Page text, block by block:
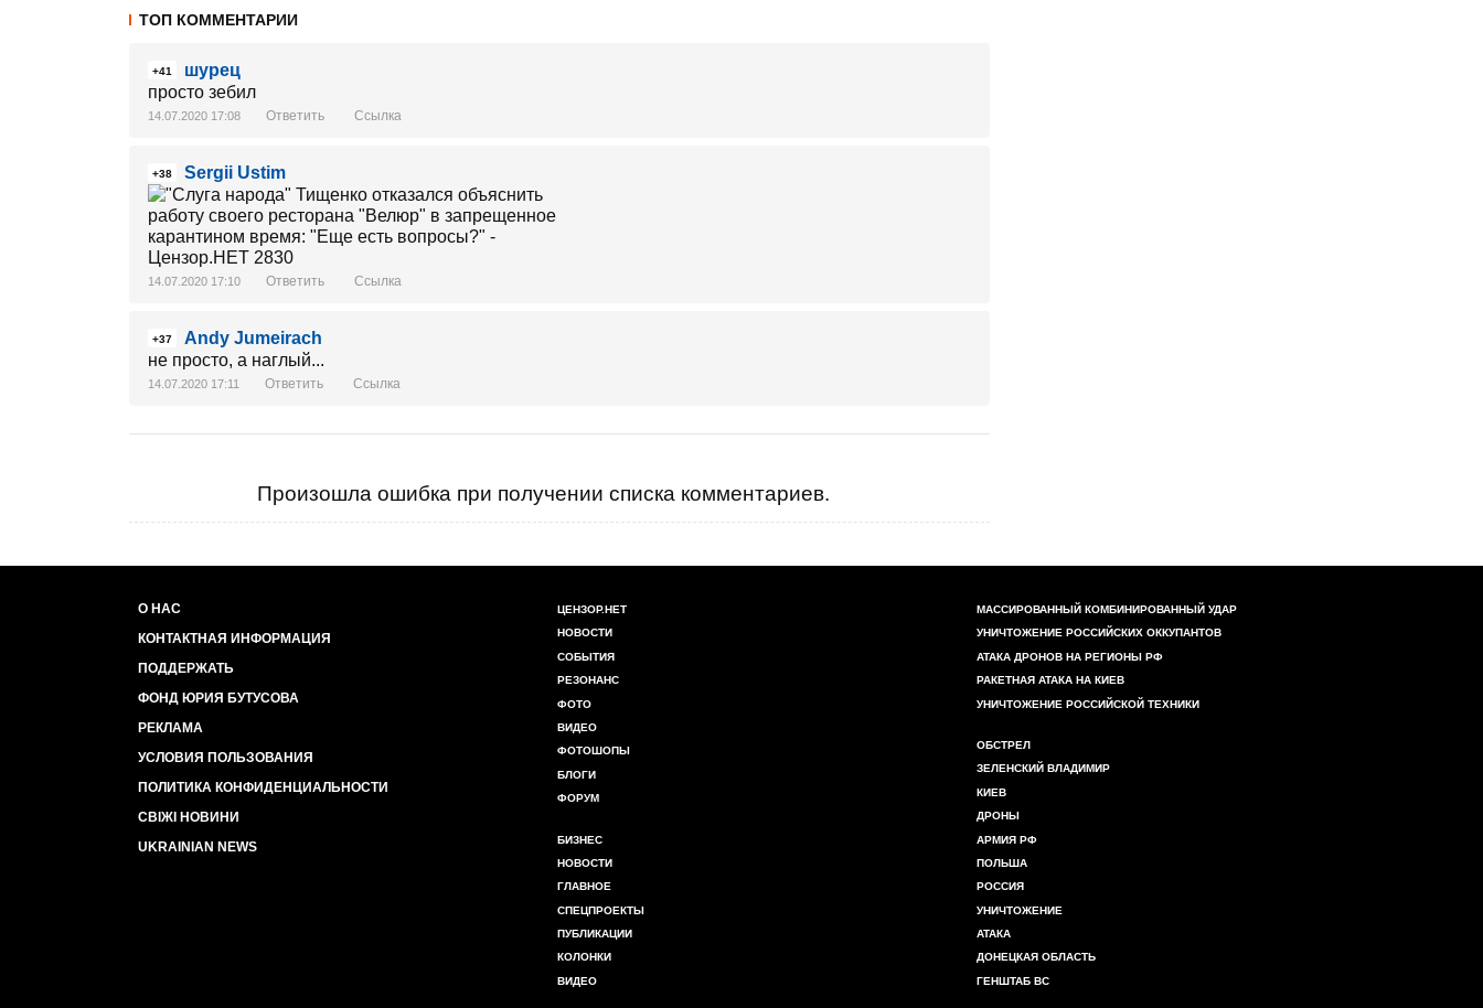
ТОП КОММЕНТАРИИ
+41
шурец
просто зебил
14.07.2020 17:08 Ответить Ссылка
+38 Sergii Ustim
14.07.2020 17:10 Ответить Ссылка
+37
Andy Jumeirach
не просто, а наглый...
14.07.2020 17:11 Ответить Ссылка
Произошла ошибка при получении списка комментариев.
О НАС
КОНТАКТНАЯ ИНФОРМАЦИЯ
ПОДДЕРЖАТЬ
ФОНД ЮРИЯ БУТУСОВА
РЕКЛАМА
УСЛОВИЯ ПОЛЬЗОВАНИЯ
ПОЛИТИКА КОНФИДЕНЦИАЛЬНОСТИ
СВІЖІ НОВИНИ
UKRAINIAN NEWS
ЦЕНЗОР.НЕТ
НОВОСТИ
СОБЫТИЯ
РЕЗОНАНС
ФОТО
ВИДЕО
ФОТОШОПЫ
БЛОГИ
ФОРУМ
БИЗНЕС
НОВОСТИ
ГЛАВНОЕ
СПЕЦПРОЕКТЫ
ПУБЛИКАЦИИ
КОЛОНКИ
ВИДЕО
МАССИРОВАННЫЙ КОМБИНИРОВАННЫЙ УДАР
УНИЧТОЖЕНИЕ РОССИЙСКИХ ОККУПАНТОВ
АТАКА ДРОНОВ НА РЕГИОНЫ РФ
РАКЕТНАЯ АТАКА НА КИЕВ
УНИЧТОЖЕНИЕ РОССИЙСКОЙ ТЕХНИКИ
ОБСТРЕЛ
ЗЕЛЕНСКИЙ ВЛАДИМИР
КИЕВ
ДРОНЫ
АРМИЯ РФ
ПОЛЬША
РОССИЯ
УНИЧТОЖЕНИЕ
АТАКА
ДОНЕЦКАЯ ОБЛАСТЬ
ГЕНШТАБ ВС